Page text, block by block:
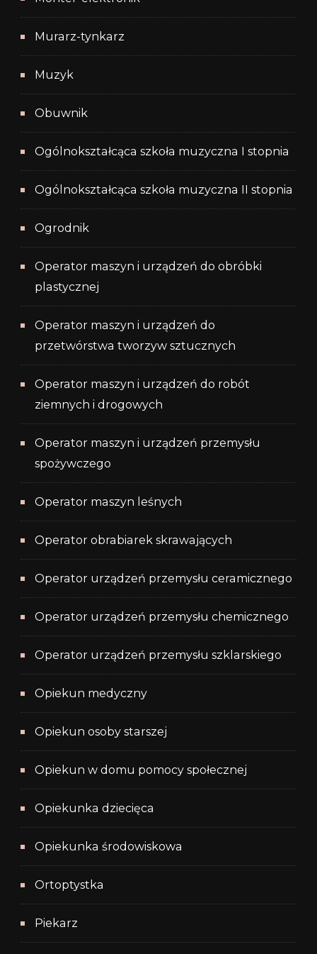
Murarz-tynkarz
Muzyk
Obuwnik
Ogólnokształcąca szkoła muzyczna I stopnia
Ogólnokształcąca szkoła muzyczna II stopnia
Ogrodnik
Operator maszyn i urządzeń do obróbki
plastycznej
Operator maszyn i urządzeń do
przetwórstwa tworzyw sztucznych
Operator maszyn i urządzeń do robót
ziemnych i drogowych
Operator maszyn i urządzeń przemysłu
spożywczego
Operator maszyn leśnych
Operator obrabiarek skrawających
Operator urządzeń przemysłu ceramicznego
Operator urządzeń przemysłu chemicznego
Operator urządzeń przemysłu szklarskiego
Opiekun medyczny
Opiekun osoby starszej
Opiekun w domu pomocy społecznej
Opiekunka dziecięca
Opiekunka środowiskowa
Ortoptystka
Piekarz